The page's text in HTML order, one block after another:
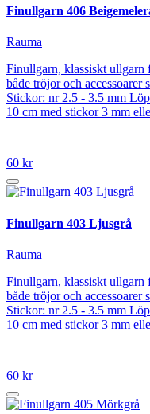
Finullgarn 406
Rauma
Finullgarn, klassiskt ullgarn
både tröjor och accessoarer
Stickor: nr 2.5 - 3.5 mm
10 cm med stickor 3 mm
60 kr
Finullgarn 403 Ljusgrå
Rauma
Finullgarn, klassiskt ullgarn
både tröjor och accessoarer
Stickor: nr 2.5 - 3.5 mm
10 cm med stickor 3 mm
60 kr